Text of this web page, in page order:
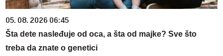
05. 08. 2026 06:45
Šta dete nasleđuje od oca, a šta od majke? Sve što
treba da znate o genetici